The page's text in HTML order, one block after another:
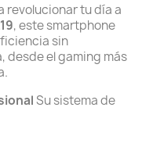
revolucionar tu día a
, este smartphone
sin
desde el gaming más
Su sistema de